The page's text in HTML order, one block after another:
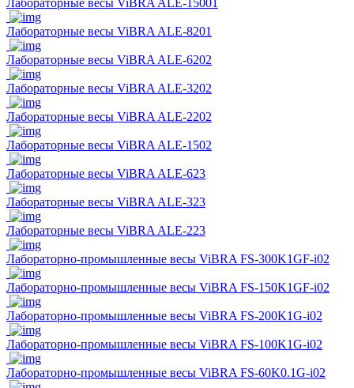
Лабораторные весы ViBRA ALE-15001
Лабораторные весы ViBRA ALE-8201
Лабораторные весы ViBRA ALE-6202
Лабораторные весы ViBRA ALE-3202
Лабораторные весы ViBRA ALE-2202
Лабораторные весы ViBRA ALE-1502
Лабораторные весы ViBRA ALE-623
Лабораторные весы ViBRA ALE-323
Лабораторные весы ViBRA ALE-223
Лабораторно-промышленные весы ViBRA FS-300K1GF-i02
Лабораторно-промышленные весы ViBRA FS-150K1GF-i02
Лабораторно-промышленные весы ViBRA FS-200K1G-i02
Лабораторно-промышленные весы ViBRA FS-100K1G-i02
Лабораторно-промышленные весы ViBRA FS-60K0.1G-i02